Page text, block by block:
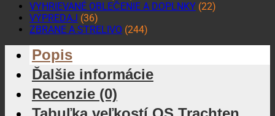
VYHRIEVANÉ OBLEČENIE A DOPLNKY (22)
VÝPREDAJ (36)
ZBRANE A STRELIVO (244)
Popis
Ďalšie informácie
Recenzie (0)